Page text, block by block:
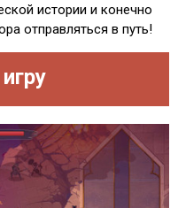
истории и конечно
отправляться в путь!